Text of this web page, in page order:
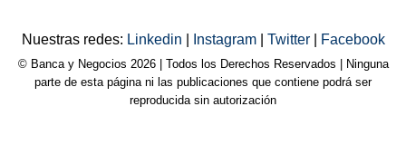
Nuestras redes: Linkedin Instagram Twitter Facebook
© Banca y Negocios 2026 | Todos los Derechos Reservados | Ninguna
parte de esta página ni las publicaciones que contiene podrá ser
reproducida sin autorización